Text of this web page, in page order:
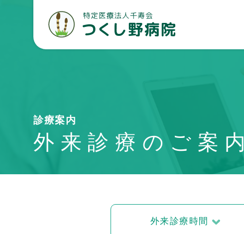
診療案内
外来診療のご案内
外来診療時間